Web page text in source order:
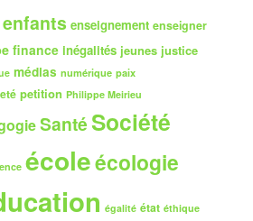
enfants enseignement enseigner
finance inégalités jeunes justice
médias numérique paix
petition Philippe Meirieu
SantéSociété
écoleécologie
égalité état éthique